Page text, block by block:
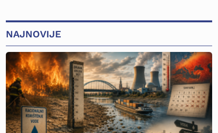
NAJNOVIJE